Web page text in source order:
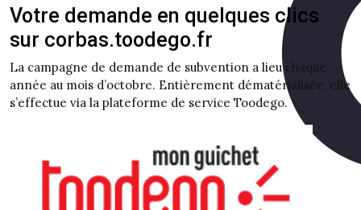
Votre demande en quelques clics
sur corbas.toodego.fr
La campagne de demande de subvention a lieu chaque
année au mois d’octobre. Entièrement dématérialisée, elle
s’effectue via la plateforme de service Toodego.